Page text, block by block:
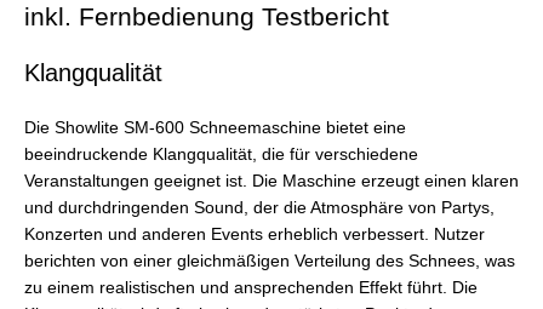
inkl. Fernbedienung Testbericht
Klangqualität
Die Showlite SM-600 Schneemaschine bietet eine
beeindruckende Klangqualität, die für verschiedene
Veranstaltungen geeignet ist. Die Maschine erzeugt einen klaren
und durchdringenden Sound, der die Atmosphäre von Partys,
Konzerten und anderen Events erheblich verbessert. Nutzer
berichten von einer gleichmäßigen Verteilung des Schnees, was
zu einem realistischen und ansprechenden Effekt führt. Die